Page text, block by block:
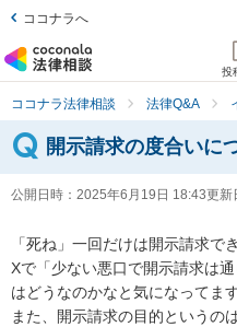
ココナラへ
投
ココナラ法律相談 法律Q&A
開示請求の度合いに
公開日時： 2025年6月19日 18:43更新
「死ね」一回だけは開示請求で
Xで「少ない悪口で開示請求は
はどうなのかなと気になってます
また、開示請求の目的というの